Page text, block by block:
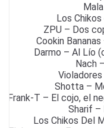
Los
ZPU – Dos
Cookin
Darmo – Al Lío
Nach
Shotta –
Frank-T – El cojo, el
Sharif –
Los Chikos Del